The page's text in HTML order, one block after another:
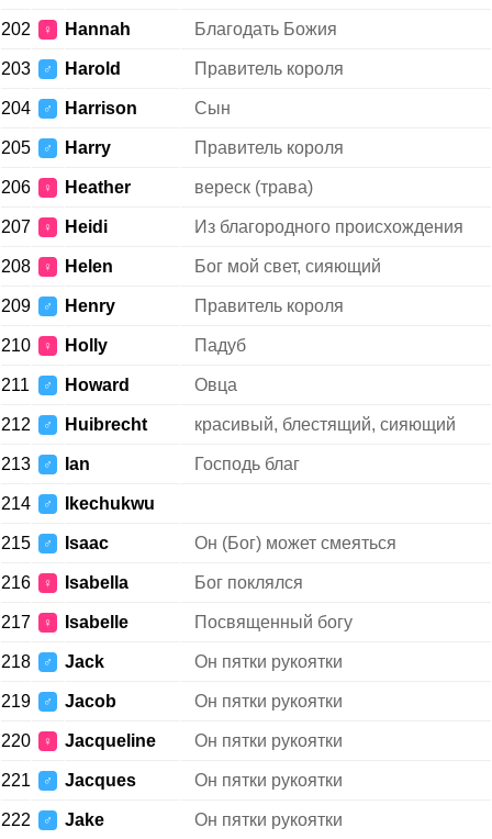
202 ♀ Hannah Благодать Божия
203 ♂ Harold Правитель короля
204 ♂ Harrison Сын
205 ♂ Harry Правитель короля
206 ♀ Heather вереск (трава)
207 ♀ Heidi Из благородного происхождения
208 ♀ Helen Бог мой свет, сияющий
209 ♂ Henry Правитель короля
210 ♀ Holly Падуб
211 ♂ Howard Овца
212 ♂ Huibrecht красивый, блестящий, сияющий
213 ♂ Ian Господь благ
214 ♂ Ikechukwu
215 ♂ Isaac Он (Бог) может смеяться
216 ♀ Isabella Бог поклялся
217 ♀ Isabelle Посвященный богу
218 ♂ Jack Он пятки рукоятки
219 ♂ Jacob Он пятки рукоятки
220 ♀ Jacqueline Он пятки рукоятки
221 ♂ Jacques Он пятки рукоятки
222 ♂ Jake Он пятки рукоятки